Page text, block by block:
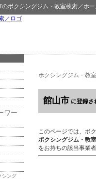
のボクシングジム・教室検索／ホ
ボクシングジム・教
館山市 に登録さ
このページでは、ボ
ボクシングジム・教室
をお持ちの該当事業
ワー
シング